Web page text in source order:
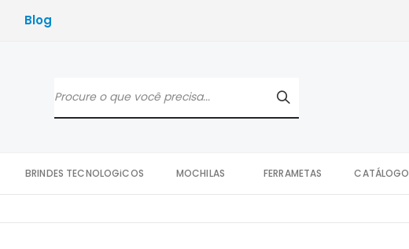
Blog
BRINDES TECNOLOGiCOS MOCHILAS FERRAMETAS CATÁLOGO